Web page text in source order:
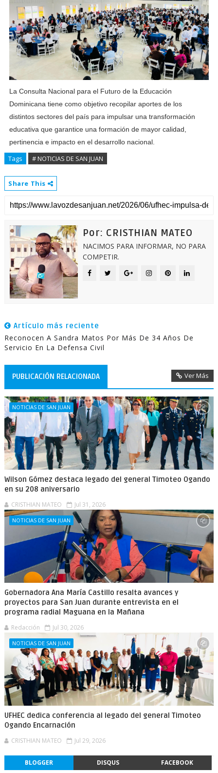
La Consulta Nacional para el Futuro de la Educación
Dominicana tiene como objetivo recopilar aportes de los
distintos sectores del país para impulsar una transformación
educativa que garantice una formación de mayor calidad,
pertinencia e impacto en el desarrollo nacional.
Tags # NOTICIAS DE SAN JUAN
Share This
Por: CRISTHIAN MATEO
NACIMOS PARA INFORMAR, NO PARA
COMPETIR.
Artículo más reciente
Reconocen A Sandra Matos Por Más De 34 Años De
Servicio En La Defensa Civil
PUBLICACIÓN RELACIONADA Ver Más
NOTICIAS DE SAN JUAN
Wilson Gómez destaca legado del general Timoteo Ogando
en su 208 aniversario
CRISTHIAN MATEO Jul 31, 2026
NOTICIAS DE SAN JUAN
Gobernadora Ana María Castillo resalta avances y
proyectos para San Juan durante entrevista en el
programa radial Maguana en la Mañana
Redacción Jul 30, 2026
NOTICIAS DE SAN JUAN
UFHEC dedica conferencia al legado del general Timoteo
Ogando Encarnación
CRISTHIAN MATEO Jul 29, 2026
BLOGGER DISQUS FACEBOOK